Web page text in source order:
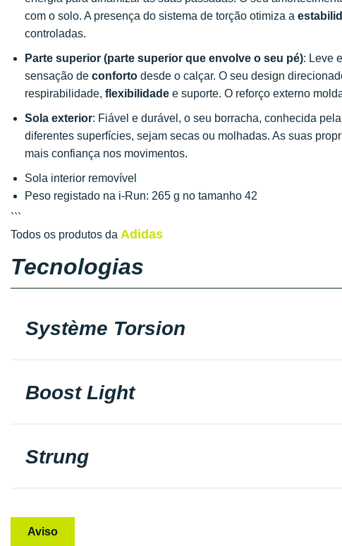
com o solo. A presença do sistema de torção otimiza a
controladas.
Parte superior (parte superior que envolve o seu pé): Leve
sensação de conforto desde o calçar. O seu design
respirabilidade, flexibilidade e suporte. O reforço externo
Sola exterior: Fiável e durável, o seu borracha, conhecida
diferentes superfícies, sejam secas ou molhadas. As suas
mais confiança nos movimentos.
Sola interior removível
Peso registado na i-Run: 265 g no tamanho 42
```
Todos os produtos da Adidas
Tecnologias
Système Torsion
Boost Light
Strung
Aviso